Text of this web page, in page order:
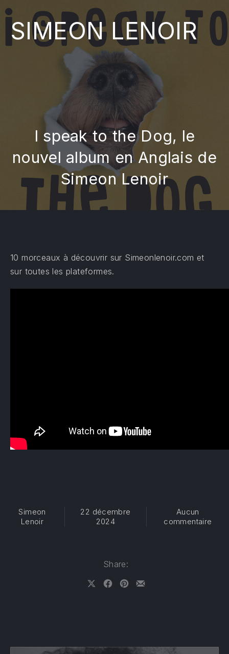
SIMEON LENOIR
NON CLASSÉ
I speak to the Dog, le
nouvel album en Anglais de
Simeon Lenoir
10 morceaux à découvrir sur Simeonlenoir.com et
sur toutes les plateformes.
Simeon
Lenoir
22 décembre
2024
Aucun
commentaire
Share: